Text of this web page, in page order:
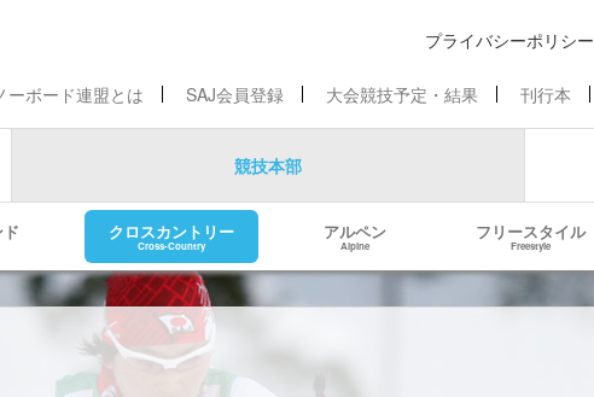
プライバシーポリシー
ーボード連盟とは SAJ会員登録 大会競技予定・結果 刊行本
競技本部
クロスカントリー
Cross-Country
アルペン
Alpine
フリースタイル
Freestyle